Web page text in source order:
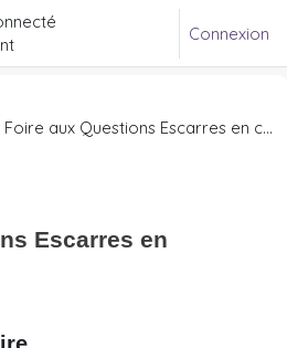
Connexion
Foire aux Questions Escarres en cancérologie
Escarres en